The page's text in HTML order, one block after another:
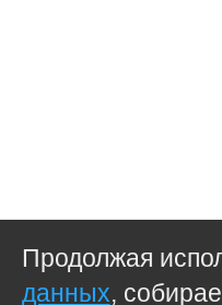
Продолжая
данных,